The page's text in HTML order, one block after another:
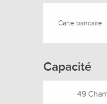
Carte bancaire
Capacité
49